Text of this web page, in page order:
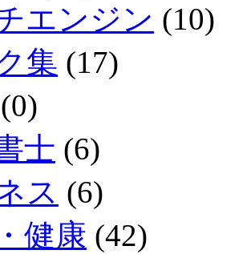
エンジン (10)
集 (17)
(0)
士 (6)
ス (6)
健康 (42)